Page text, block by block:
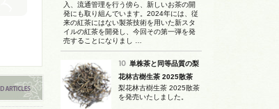
入、流通管理を行う傍ら、新しいお茶の開
発にも取り組んでいます。2024年には、従
来の紅茶にはない製茶技術を用いた新スタ
イルの紅茶を開発し、今回その第一弾を発
売することになりまし …
単株茶と同等品質の梨
花林古樹生茶 2025散茶
梨花林古樹生茶 2025散茶
を発売いたしました。